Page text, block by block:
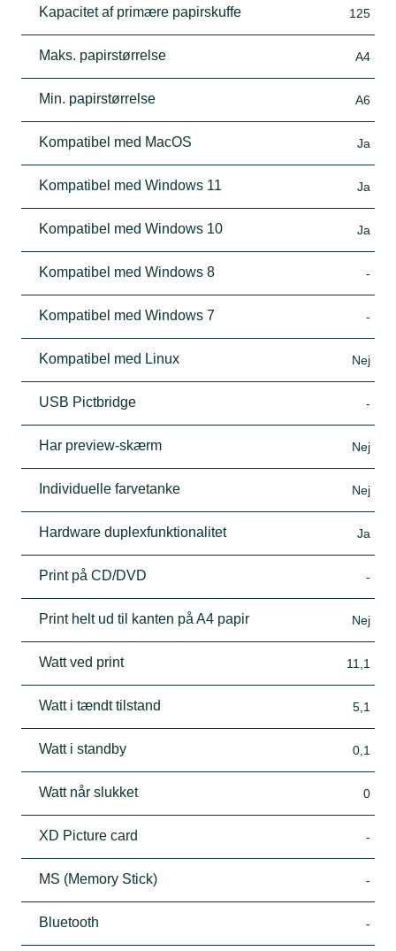
Kapacitet af primære papirskuffe 125
Maks. papirstørrelse A4
Min. papirstørrelse A6
Kompatibel med MacOS Ja
Kompatibel med Windows 11 Ja
Kompatibel med Windows 10 Ja
Kompatibel med Windows 8 -
Kompatibel med Windows 7 -
Kompatibel med Linux Nej
USB Pictbridge -
Har preview-skærm Nej
Individuelle farvetanke Nej
Hardware duplexfunktionalitet Ja
Print på CD/DVD -
Print helt ud til kanten på A4 papir Nej
Watt ved print 11,1
Watt i tændt tilstand 5,1
Watt i standby 0,1
Watt når slukket 0
XD Picture card -
MS (Memory Stick) -
Bluetooth -